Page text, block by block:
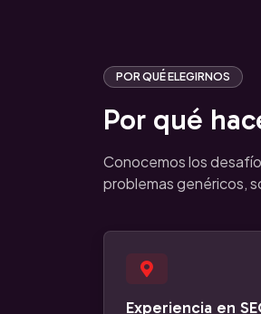
POR QUÉ ELEGIRNOS
Por qué
Conocemos los
problemas genéricos,
Experiencia en